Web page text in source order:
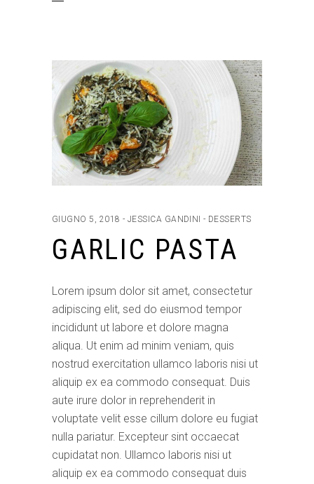
GIUGNO 5, 2018 JESSICA GANDINI DESSERTS
GARLIC PASTA
Lorem ipsum dolor sit amet, consectetur
adipiscing elit, sed do eiusmod tempor
incididunt ut labore et dolore magna
aliqua. Ut enim ad minim veniam, quis
nostrud exercitation ullamco laboris nisi ut
aliquip ex ea commodo consequat. Duis
aute irure dolor in reprehenderit in
voluptate velit esse cillum dolore eu fugiat
nulla pariatur. Excepteur sint occaecat
cupidatat non. Ullamco laboris nisi ut
aliquip ex ea commodo consequat duis